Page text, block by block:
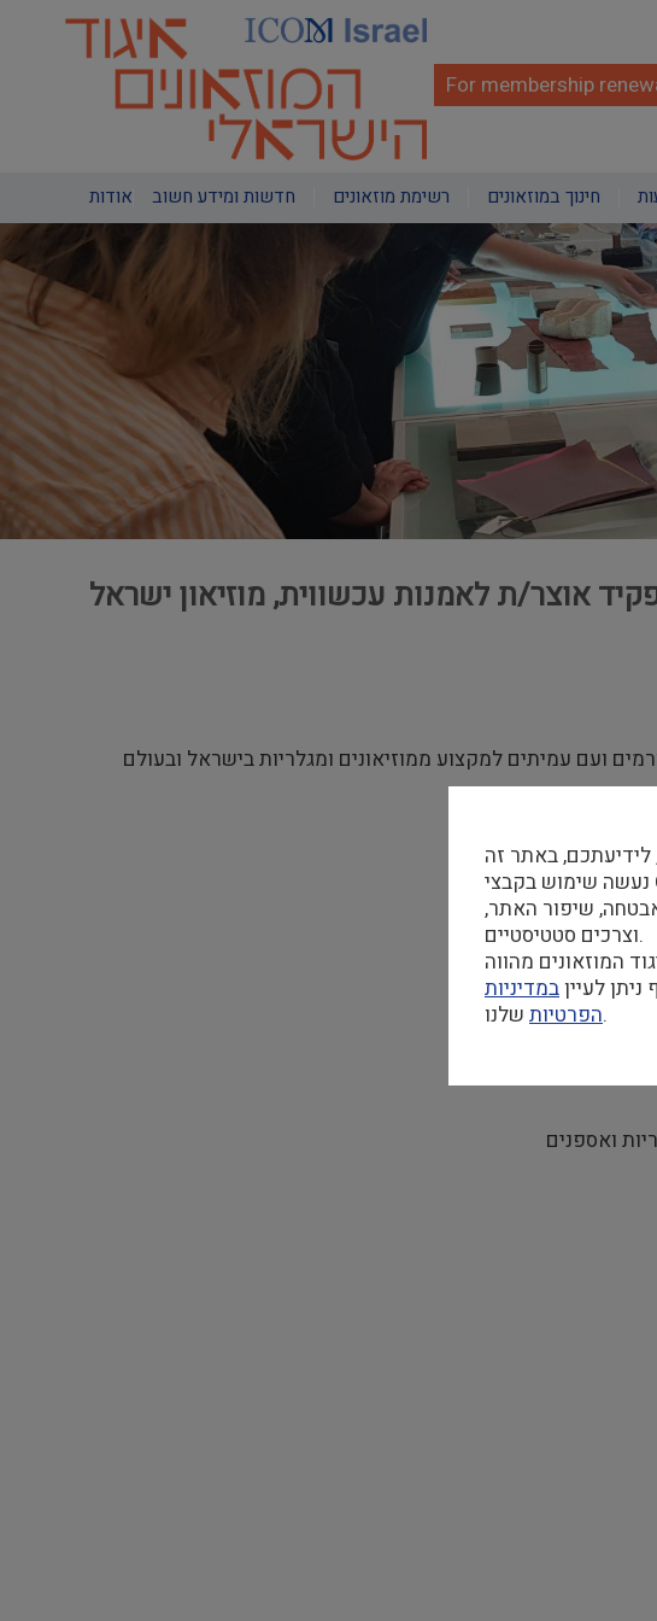
For membership
Main
navigation
אודות חדשות ומידע חשוב רשימת מוזאונים חינוך במוזאונים
אוצר/ת לאמנות עכשווית, מוזיאון ישראל
ועם עמיתים למקצוע ממוזיאונים ומגלריות בישראל ובעולם
וכו')
ואספנים
באתר זה
נעשה שימוש בקבצי Cookie וכן בקבצי Cookie
שיפור האתר,
וצרכים סטטיסטיים.
המוזאונים מהווה
לעייןבמדיניות
הפרטיותשלנו.